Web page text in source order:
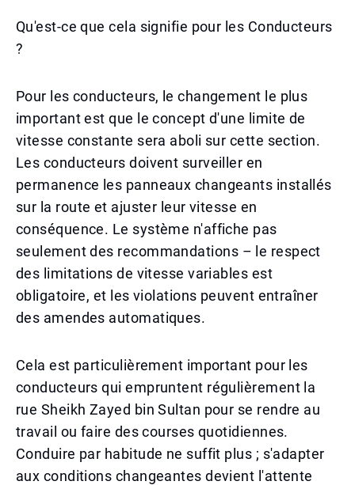
Qu'est-ce que cela signifie pour les Conducteurs
?
Pour les conducteurs, le changement le plus
important est que le concept d'une limite de
vitesse constante sera aboli sur cette section.
Les conducteurs doivent surveiller en
permanence les panneaux changeants installés
sur la route et ajuster leur vitesse en
conséquence. Le système n'affiche pas
seulement des recommandations – le respect
des limitations de vitesse variables est
obligatoire, et les violations peuvent entraîner
des amendes automatiques.
Cela est particulièrement important pour les
conducteurs qui empruntent régulièrement la
rue Sheikh Zayed bin Sultan pour se rendre au
travail ou faire des courses quotidiennes.
Conduire par habitude ne suffit plus ; s'adapter
aux conditions changeantes devient l'attente